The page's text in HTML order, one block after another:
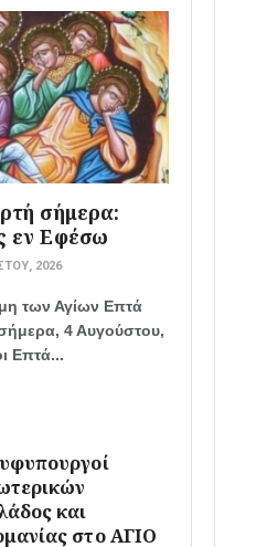
σήμερα:
εν Εφέσω
2026
των Αγίων Επτά
4 Αυγούστου,
Επτά...
και
στο ΑΓΙΟ